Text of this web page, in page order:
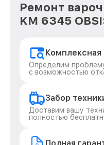
Ремонт
KM 6345
Комплексная
Определим
с возможностью
Забор
Доставим вашу
полностью